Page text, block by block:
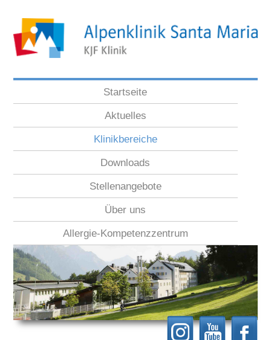
Startseite
Aktuelles
Klinikbereiche
Downloads
Stellenangebote
Über uns
Allergie-Kompetenzzentrum